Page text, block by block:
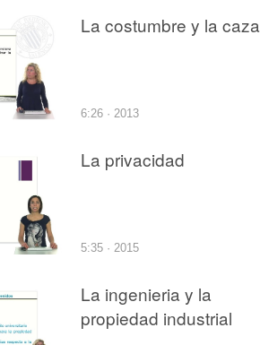
La costumbre y la caza
6:26 · 2013
La privacidad
5:35 · 2015
La ingenieria y la
propiedad industrial